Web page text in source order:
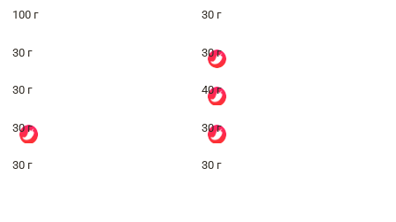
100 г 30 г
30 г 30 г
30 г 40 г
30 г 30 г
30 г 30 г